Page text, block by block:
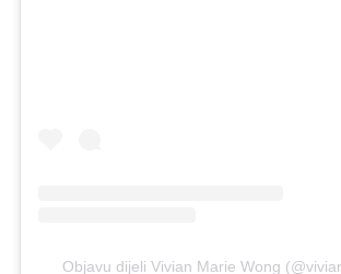
Objavu dijeli Vivian Marie Wong